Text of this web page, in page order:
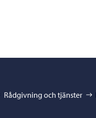
Rådgivning och tjänster